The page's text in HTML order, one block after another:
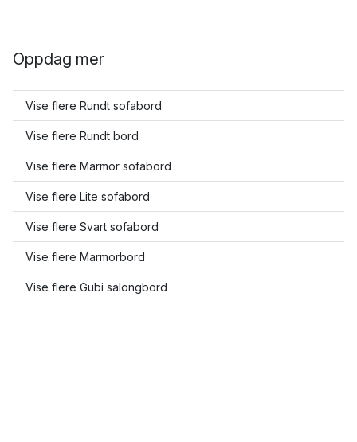
Oppdag mer
Vise flere Rundt sofabord
Vise flere Rundt bord
Vise flere Marmor sofabord
Vise flere Lite sofabord
Vise flere Svart sofabord
Vise flere Marmorbord
Vise flere Gubi salongbord